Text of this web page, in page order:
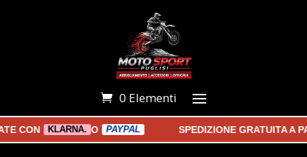
0 Elementi
KLARNA. O PAYPAL SPEDIZIONE GRATUITA A